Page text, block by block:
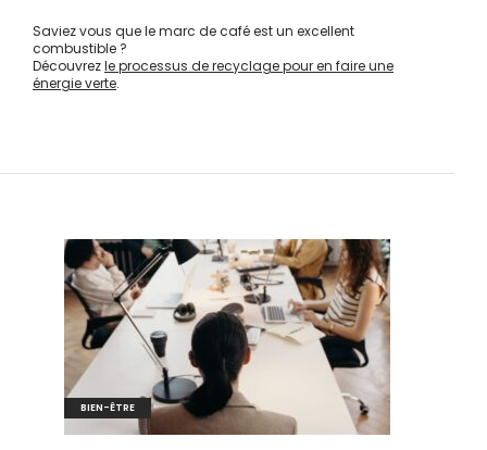
Saviez vous que le marc de café est un excellent
combustible ?
Découvrezle processus de recyclage pour en faire une
énergie verte.
BIEN-ÊTRE